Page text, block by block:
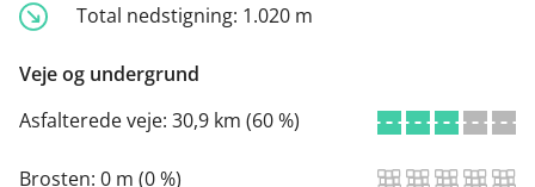
Total nedstigning: 1.020 m
Veje og undergrund
Asfalterede veje: 30,9 km (60 %)
Brosten: 0 m (0 %)